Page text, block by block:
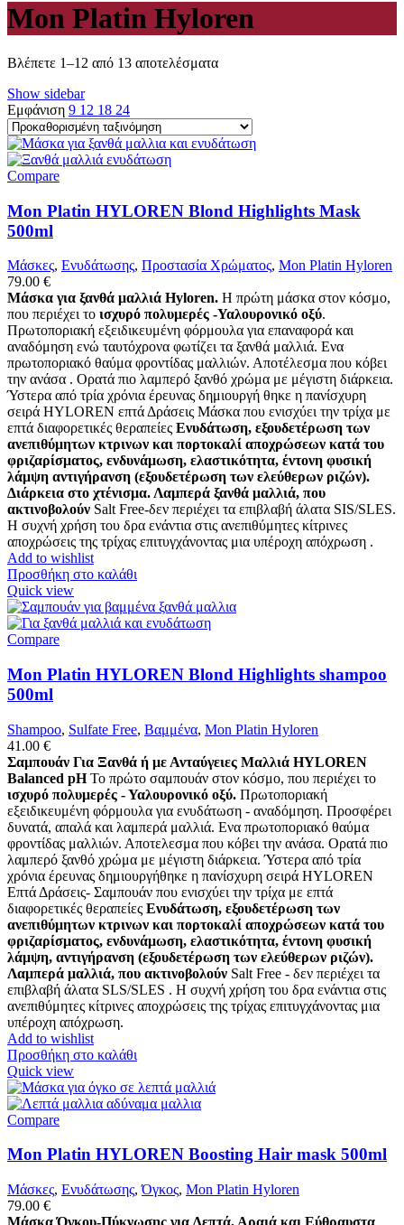
Mon Platin Hyloren
Βλέπετε 1–12 από 13 αποτελέσματα
Show sidebar
Εμφάνιση 9 12 18 24
Compare
Mon Platin HYLOREN Blond Highlights Mask
500ml
Μάσκες, Ενυδάτωσης, Προστασία Χρώματος, Mon Platin Hyloren
79.00 €
Μάσκα για ξανθά μαλλιά Hyloren. Η πρώτη μάσκα στον κόσμο,
που περιέχει το ισχυρό πολυμερές -Υαλουρονικό οξύ.
Πρωτοποριακή εξειδικευμένη φόρμουλα για επαναφορά και
αναδόμηση ενώ ταυτόχρονα φωτίζει τα ξανθά μαλλιά. Ενα
πρωτοποριακό θαύμα φροντίδας μαλλιών. Αποτέλεσμα που κόβει
την ανάσα . Ορατά πιο λαμπερό ξανθό χρώμα με μέγιστη διάρκεια.
Ύστερα από τρία χρόνια έρευνας δημιουργή θηκε η πανίσχυρη
σειρά HYLOREN επτά Δράσεις Μάσκα που ενισχύει την τρίχα με
επτά διαφορετικές θεραπείες Ενυδάτωση, εξουδετέρωση των
ανεπιθύμητων κτρινων και πορτοκαλί αποχρώσεων κατά του
φριζαρίσματος, ενδυνάμωση, ελαστικότητα, έντονη φυσική
λάμψη αντιγήρανση (εξουδετέρωση των ελεύθερων ριζών).
Διάρκεια στο χτένισμα. Λαμπερά ξανθά μαλλιά, που
ακτινοβολούν Salt Free-δεν περιέχει τα επιβλαβή άλατα SIS/SLES.
Η συχνή χρήση του δρα ενάντια στις ανεπιθύμητες κίτρινες
αποχρώσεις της τρίχας επιτυγχάνοντας μια υπέροχη απόχρωση .
Add to wishlist
Προσθήκη στο καλάθι
Quick view
Compare
Mon Platin HYLOREN Blond Highlights shampoo
500ml
Shampoo, Sulfate Free, Βαμμένα, Mon Platin Hyloren
41.00 €
Σαμπουάν Για Ξανθά ή με Ανταύγειες Μαλλιά HYLOREN
Balanced pHΤο πρώτο σαμπουάν στον κόσμο, που περιέχει το
ισχυρό πολυμερές - Υαλουρονικό οξύ. Πρωτοποριακή
εξειδικευμένη φόρμουλα για ενυδάτωση - αναδόμηση. Προσφέρει
δυνατά, απαλά και λαμπερά μαλλιά. Ενα πρωτοποριακό θαύμα
φροντίδας μαλλιών. Αποτελεσμα που κόβει την ανάσα. Ορατά πιο
λαμπερό ξανθό χρώμα με μέγιστη διάρκεια. Ύστερα από τρία
χρόνια έρευνας δημιουργήθηκε η πανίσχυρη σειρά HYLOREN
Επτά Δράσεις- Σαμπουάν που ενισχύει την τρίχα με επτά
διαφορετικές θεραπείες Ενυδάτωση, εξουδετέρωση των
ανεπιθύμητων κτρινων και πορτοκαλί αποχρώσεων κατά του
φριζαρίσματος, ενδυνάμωση, ελαστικότητα, έντονη φυσική
λάμψη, αντιγήρανση (εξουδετέρωση των ελεύθερων ριζών).
Λαμπερά μαλλιά, που ακτινοβολούν Salt Free - δεν περιέχει τα
επιβλαβή άλατα SLS/SLES . Η συχνή χρήση του δρα ενάντια στις
ανεπιθύμητες κίτρινες αποχρώσεις της τρίχας επιτυγχάνοντας μια
υπέροχη απόχρωση.
Add to wishlist
Προσθήκη στο καλάθι
Quick view
Compare
Mon Platin HYLOREN Boosting Hair mask 500ml
Μάσκες, Ενυδάτωσης,Όγκος, Mon Platin Hyloren
79.00 €